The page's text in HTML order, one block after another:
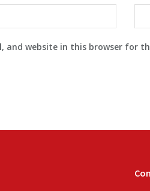
and website in this browser for